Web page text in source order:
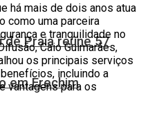
de Praia reúne 57
em Erechim
há mais de dois anos atua
como uma parceira
e tranquilidade no
Caio Guimarães,
os principais serviços
incluindo a
vantagens para os